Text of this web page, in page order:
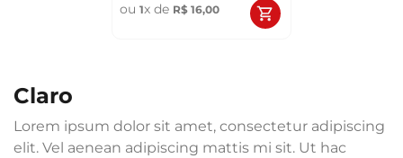
ou 1x de R$ 16,00
claro
Lorem ipsum dolor sit amet, consectetur adipiscing
elit. Vel aenean adipiscing mattis mi sit. Ut hac